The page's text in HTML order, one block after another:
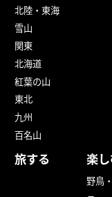
北陸・東海
雪山
関東
北海道
紅葉の山
東北
九州
百名山
旅する 楽
野鳥